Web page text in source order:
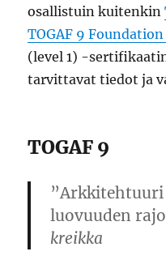
osallistuin kuitenkin
TOGAF 9
(level 1) -
tarvittavat tiedot ja
TOGAF 9
luovuuden
kreikka